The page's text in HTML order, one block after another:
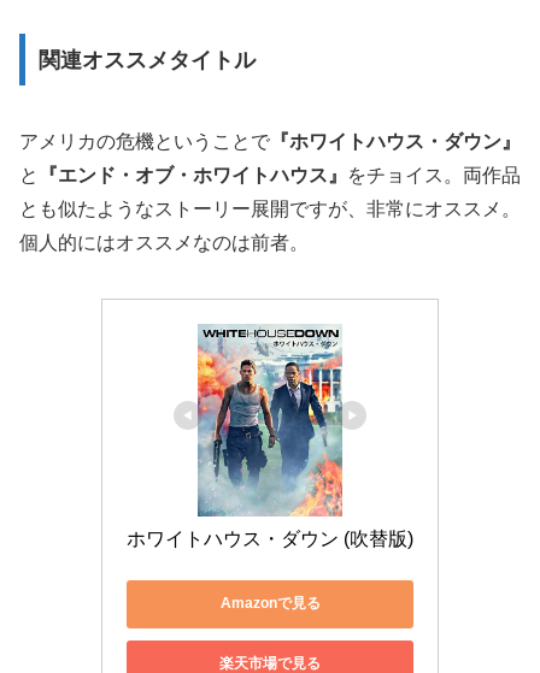
関連オススメタイトル
アメリカの危機ということで 『ホワイトハウス・ダウン』
と
『エンド・オブ・ホワイトハウス』
をチョイス。両作品
とも似たようなストーリー展開ですが、非常にオススメ。
個人的にはオススメなのは前者。
ホワイトハウス・ダウン (吹替版)
Amazonで見る
楽天市場で見る